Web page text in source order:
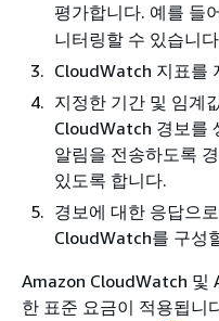
평가합니다. 예를 들
니터링할 수 있습니
CloudWatch 지표를
지정한 기간 및 임계
CloudWatch 경보를
알림을 전송하도록
있도록 합니다.
경보에 대한 응답으
CloudWatch를 구성
Amazon CloudWatch 및
한 표준 요금이 적용됩니